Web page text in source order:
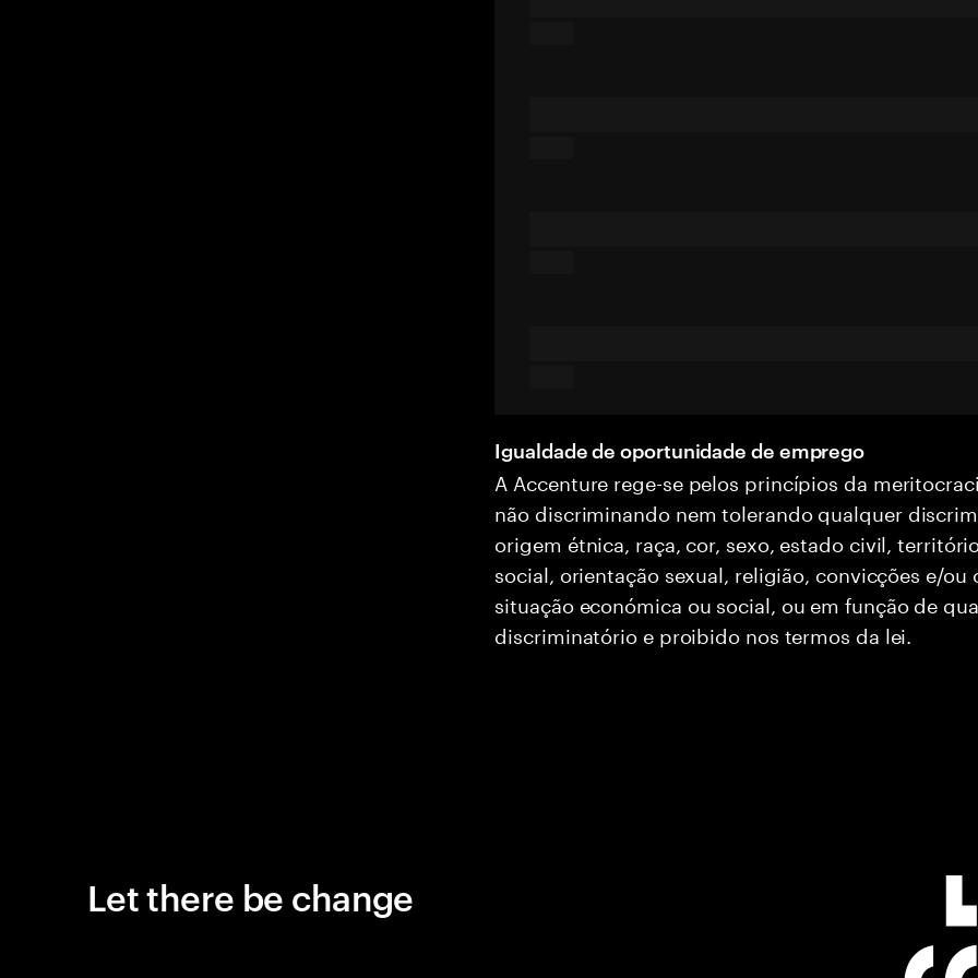
Igualdade de oportunidade de emprego
A Accenture rege-se pelos princípios da
não discriminando nem tolerando qualquer
origem étnica, raça, cor, sexo, estado civil,
social, orientação sexual, religião, convicções e/
situação económica ou social, ou em função de
discriminatório e proibido nos termos da lei.
Let there be change